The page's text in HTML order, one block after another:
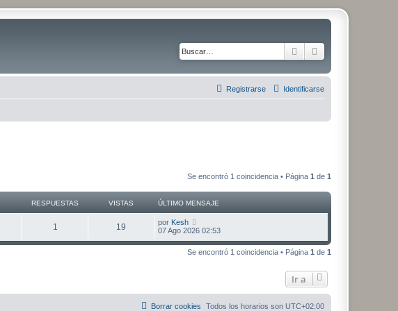
Buscar
Identificarse
Registrarse
Se encontró 1 coincidencia • Página 1 de 1
RESPUESTAS VISTAS ÚLTIMO MENSAJE
1
e
19
i
Ú
l
i
s
a
por Kesh
07 Ago 2026 02:53
Se encontró 1 coincidencia • Página 1 de 1
Ir a
Todos los horarios son UTC+02:00
Borrar cookies